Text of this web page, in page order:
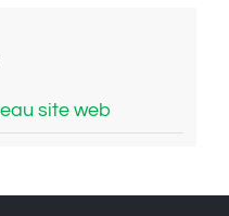
site web